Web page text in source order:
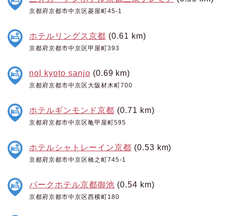
京都府京都市中京区菱屋町45-1
ホテルリングス京都 (0.61 km)
京都府京都市中京区甲屋町393
nol kyoto sanjo (0.69 km)
京都府京都市中京区大阪材木町700
ホテルギンモンド京都 (0.71 km)
京都府京都市中京区亀甲屋町595
ホテルシャトレーイン京都 (0.53 km)
京都府京都市中京区橋之町745-1
パークホテル京都御池 (0.54 km)
京都府京都市中京区西横町180